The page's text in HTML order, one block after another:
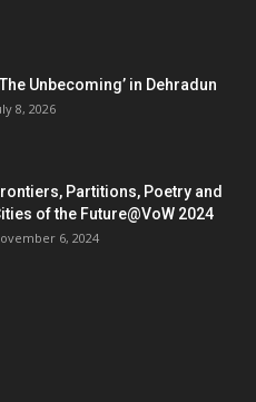
Unbecoming’ in Dehradun
8, 2026
Partitions, Poetry and
of the Future@VoW 2024
6, 2024